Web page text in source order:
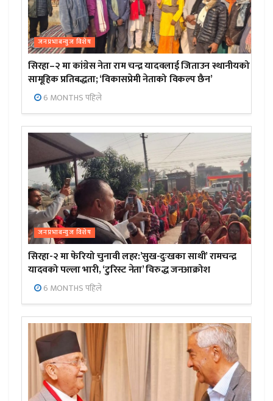
जनप्रभाबन्युज विशेष
सिरहा–२ मा कांग्रेस नेता राम चन्द्र यादवलाई जिताउन स्थानीयको
सामूहिक प्रतिबद्धता; ‘विकासप्रेमी नेताको विकल्प छैन’
6 MONTHS पहिले
जनप्रभाबन्युज विशेष
सिरहा-२ मा फेरियो चुनावी लहर:’सुख-दुःखका साथी’ रामचन्द्र
यादवको पल्ला भारी, ‘टुरिस्ट नेता’ विरुद्ध जनआक्रोश
6 MONTHS पहिले